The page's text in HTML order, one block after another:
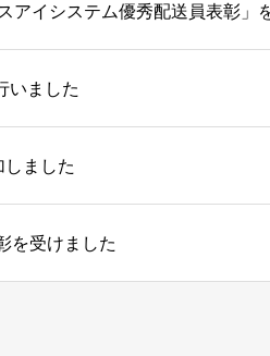
アイシステム優秀配送員表彰」
いました
ました
を受けました